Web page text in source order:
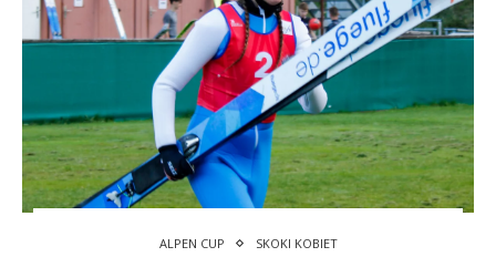
ALPEN CUP SKOKI KOBIET